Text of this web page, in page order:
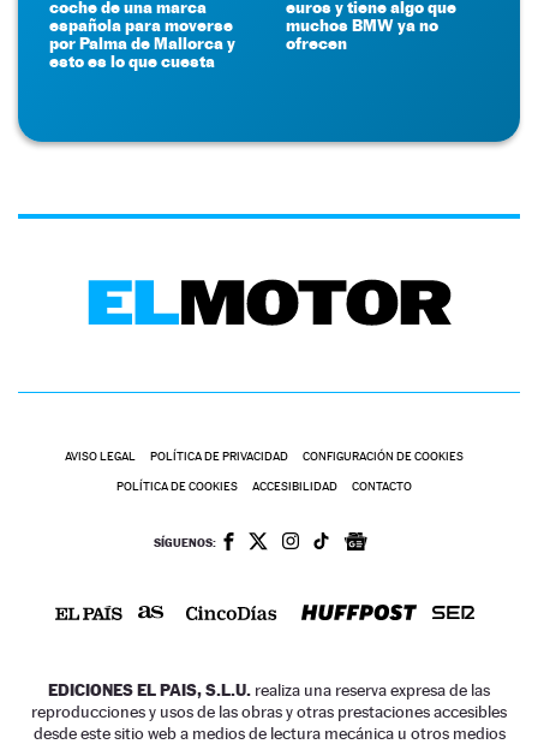
coche de una marca
española para moverse
por Palma de Mallorca y
esto es lo que cuesta
euros y tiene algo que
muchos BMW ya no
ofrecen
AVISO LEGAL POLÍTICA DE PRIVACIDAD CONFIGURACIÓN DE COOKIES
POLÍTICA DE COOKIES ACCESIBILIDAD CONTACTO
SÍGUENOS:
EDICIONES EL PAIS, S.L.U. realiza una reserva expresa de las
reproducciones y usos de las obras y otras prestaciones accesibles
desde este sitio web a medios de lectura mecánica u otros medios